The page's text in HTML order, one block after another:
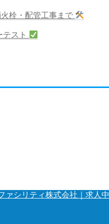
栓・配管工事まで
スト
ァシリティ株式会社｜求人中